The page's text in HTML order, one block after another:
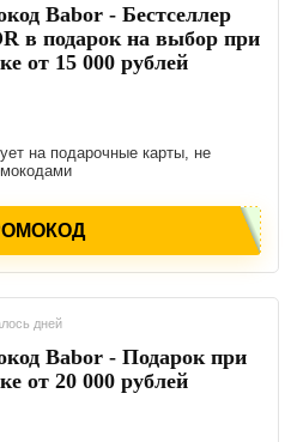
Babor - Бестселлер
в подарок на выбор при
от 15 000 рублей
на подарочные карты, не
дней
Babor - Подарок при
от 20 000 рублей